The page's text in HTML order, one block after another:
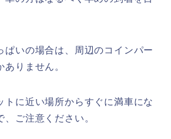
ぱいの場合は、周辺のコインパー
りません。
トに近い場所からすぐに満車にな
ご注意ください。